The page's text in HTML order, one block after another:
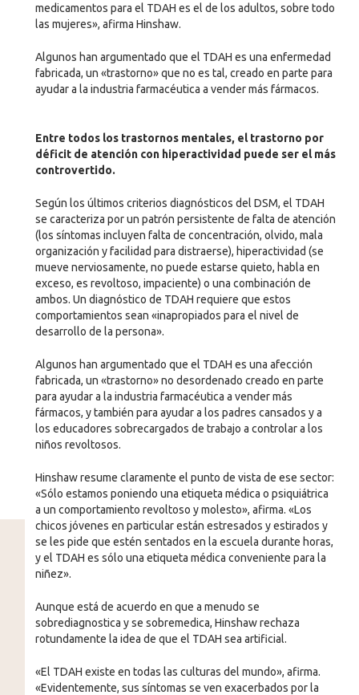
medicamentos para el TDAH es el de los adultos, sobre todo
las mujeres», afirma Hinshaw.
Algunos han argumentado que el TDAH es una enfermedad
fabricada, un «trastorno» que no es tal, creado en parte para
ayudar a la industria farmacéutica a vender más fármacos.
Entre todos los trastornos mentales, el trastorno por
déficit de atención con hiperactividad puede ser el más
controvertido.
Según los últimos criterios diagnósticos del DSM, el TDAH
se caracteriza por un patrón persistente de falta de atención
(los síntomas incluyen falta de concentración, olvido, mala
organización y facilidad para distraerse), hiperactividad (se
mueve nerviosamente, no puede estarse quieto, habla en
exceso, es revoltoso, impaciente) o una combinación de
ambos. Un diagnóstico de TDAH requiere que estos
comportamientos sean «inapropiados para el nivel de
desarrollo de la persona».
Algunos han argumentado que el TDAH es una afección
fabricada, un «trastorno» no desordenado creado en parte
para ayudar a la industria farmacéutica a vender más
fármacos, y también para ayudar a los padres cansados y a
los educadores sobrecargados de trabajo a controlar a los
niños revoltosos.
Hinshaw resume claramente el punto de vista de ese sector:
«Sólo estamos poniendo una etiqueta médica o psiquiátrica
a un comportamiento revoltoso y molesto», afirma. «Los
chicos jóvenes en particular están estresados y estirados y
se les pide que estén sentados en la escuela durante horas,
y el TDAH es sólo una etiqueta médica conveniente para la
niñez».
Aunque está de acuerdo en que a menudo se
sobrediagnostica y se sobremedica, Hinshaw rechaza
rotundamente la idea de que el TDAH sea artificial.
«El TDAH existe en todas las culturas del mundo», afirma.
«Evidentemente, sus síntomas se ven exacerbados por la